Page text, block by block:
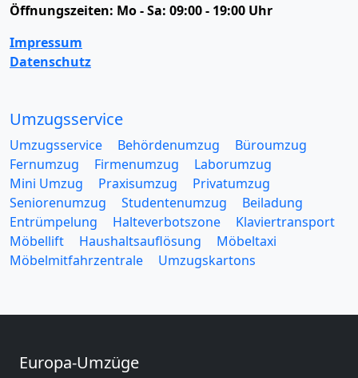
Öffnungszeiten: Mo - Sa: 09:00 - 19:00 Uhr
Impressum
Datenschutz
Umzugsservice
Umzugsservice Behördenumzug
Büroumzug
Fernumzug
Firmenumzug
Laborumzug
Mini Umzug
Praxisumzug
Privatumzug
Seniorenumzug
Studentenumzug
Beiladung
Entrümpelung
Halteverbotszone
Klaviertransport
Möbellift
Haushaltsauflösung
Möbeltaxi
Möbelmitfahrzentrale
Umzugskartons
Europa-Umzüge